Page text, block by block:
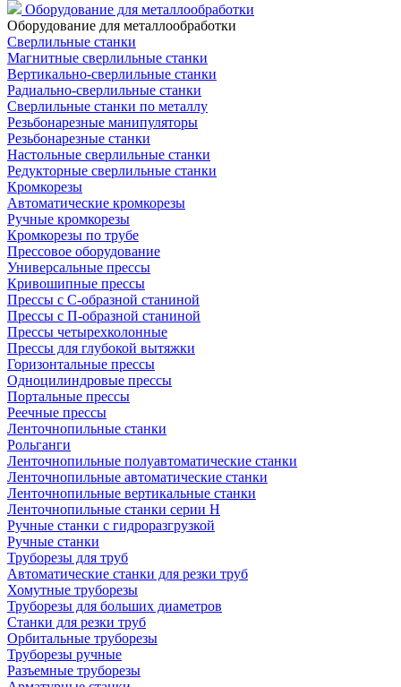
Оборудование для металлообработки
Оборудование для металлообработки
Сверлильные станки
Магнитные сверлильные станки
Вертикально-сверлильные станки
Радиально-сверлильные станки
Сверлильные станки по металлу
Резьбонарезные манипуляторы
Резьбонарезные станки
Настольные сверлильные станки
Редукторные сверлильные станки
Кромкорезы
Автоматические кромкорезы
Ручные кромкорезы
Кромкорезы по трубе
Прессовое оборудование
Универсальные прессы
Кривошипные прессы
Прессы с С-образной станиной
Прессы с П-образной станиной
Прессы четырехколонные
Прессы для глубокой вытяжки
Горизонтальные прессы
Одноцилиндровые прессы
Портальные прессы
Реечные прессы
Ленточнопильные станки
Рольганги
Ленточнопильные полуавтоматические станки
Ленточнопильные автоматические станки
Ленточнопильные вертикальные станки
Ленточнопильные станки серии H
Ручные станки с гидроразгрузкой
Ручные станки
Труборезы для труб
Автоматические станки для резки труб
Хомутные труборезы
Труборезы для больших диаметров
Станки для резки труб
Орбитальные труборезы
Труборезы ручные
Разъемные труборезы